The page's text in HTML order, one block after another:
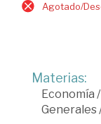
Agotado/
Materias:
Economía /
Generales